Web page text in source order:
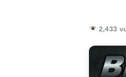
2,433